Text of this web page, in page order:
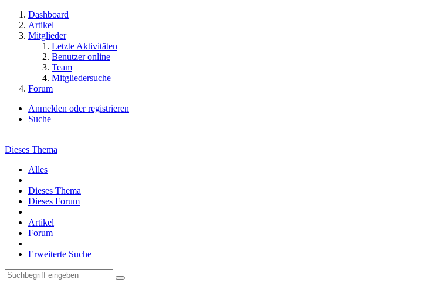
Dashboard
Artikel
Mitglieder
Letzte Aktivitäten
Benutzer online
Team
Mitgliedersuche
Forum
Anmelden oder registrieren
Suche
Dieses Thema
Alles
Dieses Thema
Dieses Forum
Artikel
Forum
Erweiterte Suche